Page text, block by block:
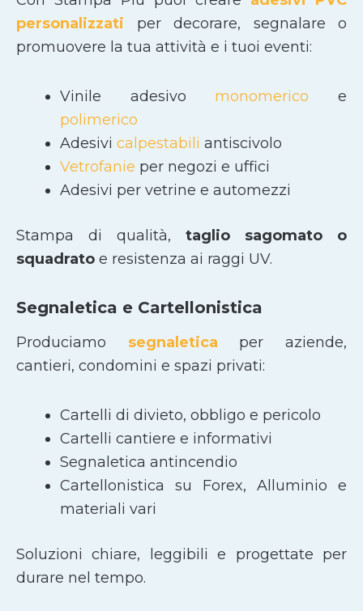
personalizzati per decorare, segnalare o
promuovere la tua attività e i tuoi eventi:
Vinile adesivo monomerico e
polimerico
Adesivi calpestabili antiscivolo
Vetrofanie per negozi e uffici
Adesivi per vetrine e automezzi
Stampa di qualità, taglio sagomato
o
squadrato e resistenza ai raggi UV.
Segnaletica e Cartellonistica
Produciamo segnaletica per aziende,
cantieri, condomini e spazi privati:
Cartelli di divieto, obbligo e pericolo
Cartelli cantiere e informativi
Segnaletica antincendio
Cartellonistica su Forex, Alluminio e
materiali vari
Soluzioni chiare, leggibili e progettate per
durare nel tempo.